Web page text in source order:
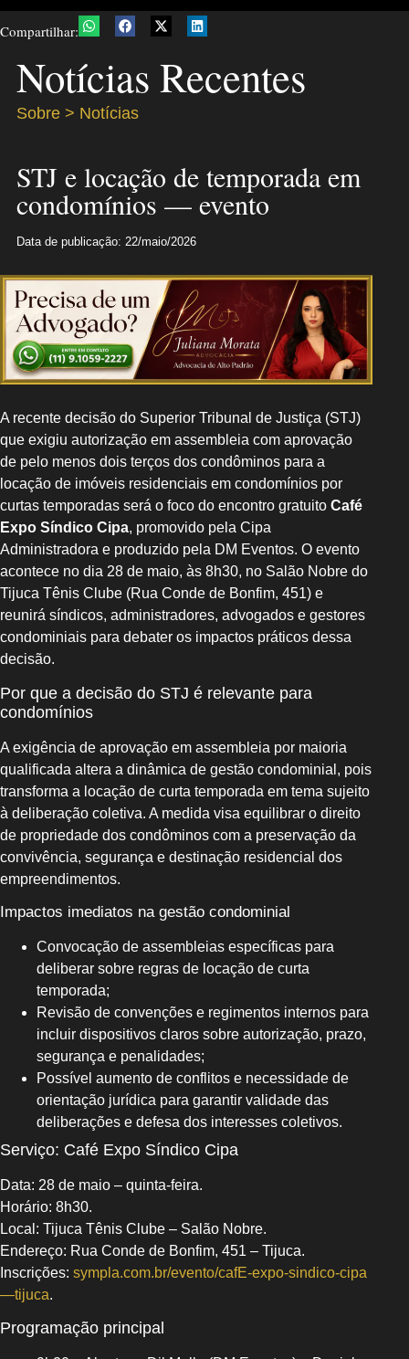
Compartilhar:
Notícias Recentes
Sobre > Notícias
STJ e locação de temporada em
condomínios — evento
Data de publicação: 22/maio/2026
A recente decisão do Superior Tribunal de Justiça (STJ)
que exigiu autorização em assembleia com aprovação
de pelo menos dois terços dos condôminos para a
locação de imóveis residenciais em condomínios por
curtas temporadas será o foco do encontro gratuito Café
Expo Síndico Cipa, promovido pela Cipa
Administradora e produzido pela DM Eventos. O evento
acontece no dia 28 de maio, às 8h30, no Salão Nobre do
Tijuca Tênis Clube (Rua Conde de Bonfim, 451) e
reunirá síndicos, administradores, advogados e gestores
condominiais para debater os impactos práticos dessa
decisão.
Por que a decisão do STJ é relevante para
condomínios
A exigência de aprovação em assembleia por maioria
qualificada altera a dinâmica de gestão condominial, pois
transforma a locação de curta temporada em tema sujeito
à deliberação coletiva. A medida visa equilibrar o direito
de propriedade dos condôminos com a preservação da
convivência, segurança e destinação residencial dos
empreendimentos.
Impactos imediatos na gestão condominial
Convocação de assembleias específicas para
deliberar sobre regras de locação de curta
temporada;
Revisão de convenções e regimentos internos para
incluir dispositivos claros sobre autorização, prazo,
segurança e penalidades;
Possível aumento de conflitos e necessidade de
orientação jurídica para garantir validade das
deliberações e defesa dos interesses coletivos.
Serviço: Café Expo Síndico Cipa
Data: 28 de maio – quinta‑feira.
Horário: 8h30.
Local: Tijuca Tênis Clube – Salão Nobre.
Endereço: Rua Conde de Bonfim, 451 – Tijuca.
Inscrições: sympla.com.br/evento/cafE-expo-sindico-cipa
—tijuca.
Programação principal